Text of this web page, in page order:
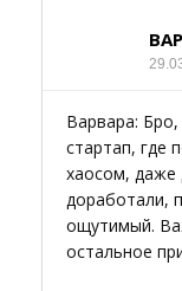
Варвара:
стартап, где
хаосом, даже
доработали,
ощутимый.
остальное